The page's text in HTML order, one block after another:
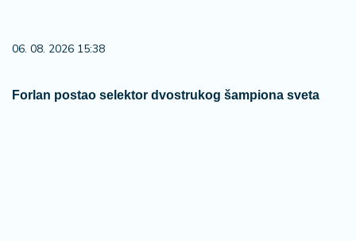
06. 08. 2026 15:38
Forlan postao selektor dvostrukog šampiona sveta